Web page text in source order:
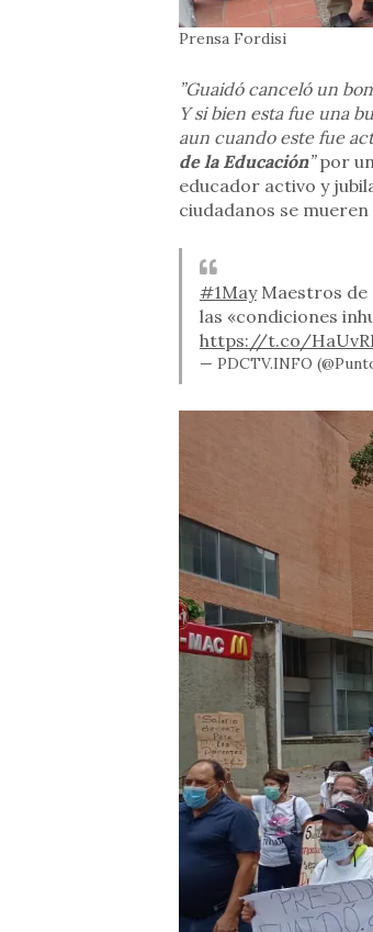
Prensa Fordisi
”Guaidó canceló un
Y si bien esta fue una
aun cuando este fue
de la Educación”por
educador activo y
ciudadanos se
#1MayMaestros de
las «condiciones
https://t.co/
— PDCTV.INFO